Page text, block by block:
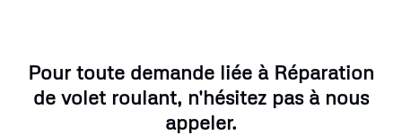
Pour toute demande liée à Réparation
de volet roulant, n'hésitez pas à nous
appeler.